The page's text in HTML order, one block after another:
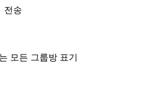
전송
모든 그룹방 표기